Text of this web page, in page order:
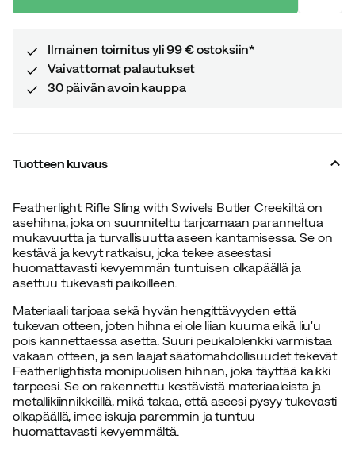
Ilmainen toimitus yli 99 € ostoksiin*
Vaivattomat palautukset
30 päivän avoin kauppa
Tuotteen kuvaus
Featherlight Rifle Sling with Swivels Butler Creekiltä on
asehihna, joka on suunniteltu tarjoamaan paranneltua
mukavuutta ja turvallisuutta aseen kantamisessa. Se on
kestävä ja kevyt ratkaisu, joka tekee aseestasi
huomattavasti kevyemmän tuntuisen olkapäällä ja
asettuu tukevasti paikoilleen.
Materiaali tarjoaa sekä hyvän hengittävyyden että
tukevan otteen, joten hihna ei ole liian kuuma eikä liu'u
pois kannettaessa asetta. Suuri peukalolenkki varmistaa
vakaan otteen, ja sen laajat säätömahdollisuudet tekevät
Featherlightista monipuolisen hihnan, joka täyttää kaikki
tarpeesi. Se on rakennettu kestävistä materiaaleista ja
metallikiinnikkeillä, mikä takaa, että aseesi pysyy tukevasti
olkapäällä, imee iskuja paremmin ja tuntuu
huomattavasti kevyemmältä.